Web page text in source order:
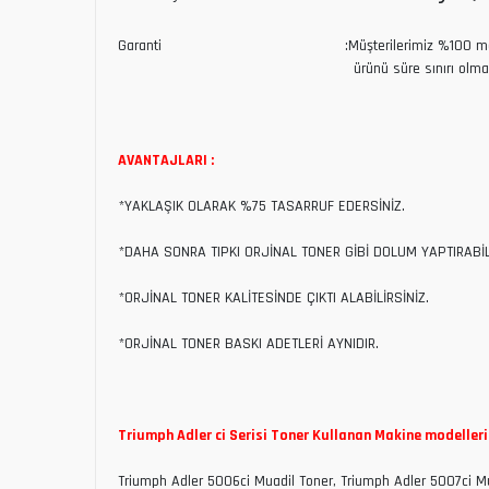
Garanti :Müşterilerimiz %100 memnuniyet
ürünü süre sınırı olmaksızın
AVANTAJLARI :
*YAKLAŞIK OLARAK %75 TASARRUF EDERSİNİZ.
*DAHA SONRA TIPKI ORJİNAL TONER GİBİ DOLUM
*ORJİNAL TONER KALİTESİNDE ÇIKTI ALABİLİRSİNİZ.
*ORJİNAL TONER BASKI ADETLERİ AYNIDIR.
Triumph Adler ci Serisi Toner Kullanan Makine
Triumph Adler 5006ci Muadil Toner, Triumph Adler 5007ci